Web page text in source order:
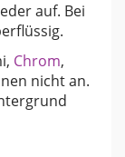
auf. Bei
Chrom,
nicht an.